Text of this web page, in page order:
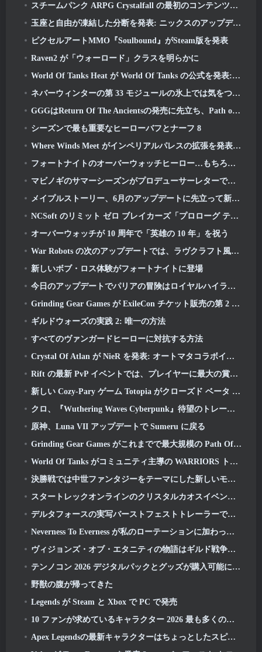
スチームパンク ARPG Crystalfall の最初のコンテンツ更新で「主要プレイヤーの懸念」に対処
玉座と自由が凍結した分断を発表: ニックスのアップデート
ピクセルアートMMO『Soulbound』がSteam版を発表
Raven2 が「ウォーロード」クラスを明らかに
World Of Tanks Heat が World Of Tanks の公式を発表: HEAT発売日
ネバーウィンターの第 33 モジュールの氷上では気をつけてください, 刺すような寒さ
GGGはReturn Of The Ancientsの発売に先立ち、Path of Exile 2のVaal Leagueの運命を動かす準備をしている
シーズンで最も重要なヒーローバフとナーフ 8
Where Winds Meet がインペリアルパレスの拡張を発表し、「大規模な」コンテンツのロードマップを共有
フォートナイトのオーバーウォッチヒーロー…もちろんそれは起こるべくして起こった
マビノギのサマーシーズンがプロデューサーレターで明らかに
メイプルストーリー、6月のアップデートに先立って新しいSHINEクラスを予告
NCSoft のリミット ゼロ ブレイカーズ「プロローグ テスト」のグローバル バージョンへのサインアップが進行中です
オーバーウォッチが 10 周年で「英雄の 10 年」を祝う
War Robots の次のアップデートでは、ラヴクラフト風のスナイパーが登場します
新しいボブ・ロス体験がフォートナイトに登場
今日のアップデートでパリアの冒険はロイヤルハイランドで続きます
Grinding Gear Games が ExileCon チケット販売の第 2 弾を発表
ギルドウォーズの実践 2: 唯一の方法
すべてのヴァンガードヒーローに対抗する方法
Crystal Of Atlan が NieR を発表: オートマタコラボイベント
Rift の最新 PvP イベントでは、プレイヤーに最大の賞金を獲得するチャンスが提供されます 4000 クレジットと新しいタイトル
新しい Cozy-Pary ゲーム Totopia がクローズド ベータ プレイテストを開始
クロ、『Wuthering Waves Cyber​​punk』待望のトレーラーを公開: エッジランナーズ クロスオーバー
原神、Luna VII アップデートで Sumeru に戻る
Grinding Gear Games がこれまでで最大規模の Path Of Exile II アップデートを公開, 古代人の帰還
World Of Tanks がコミュニティ主導の WARRIORS トーナメントを発表
決勝戦では中世ファンタジーをテーマにした新しいモード「Dragon's Claim」が登場
スタートレックオンラインのクリスタルカオスイベントでソリア人が戻ってくる
デルタフォースの実写バーストフェストトレーラーでWWEのダミアン・プリーストが「ルートキャンプ」でトレーニングを受ける
Neverness To Everness が私のローテーションに加わった理由, 今のところ
ヴィジョンズ・オブ・エタニティの物語はギルド戦争で続く 2 来週
テンノコン 2026 デジタルパックとグッズが購入可能になりました
野獣の腹が帰ってきた
Legends が Steam と Xbox で PC で発売
10 ファンが求めているキャラクター 2026 最も多くのマーベルライバルの名簿とそれらが起こる可能性
Apex Legendsの最新キャラクターはちょっとしたスピードの悪魔です